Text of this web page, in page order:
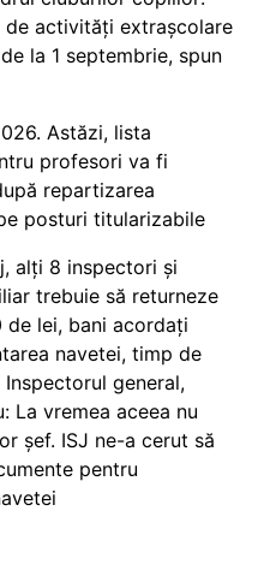
de activități extrașcolare
la 1 septembrie, spun
Astăzi, lista
profesori va fi
repartizarea
posturi titularizabile
alți 8 inspectori și
trebuie să returneze
de lei, bani acordați
navetei, timp de
general,
La vremea aceea nu
șef. ISJ ne-a cerut să
pentru